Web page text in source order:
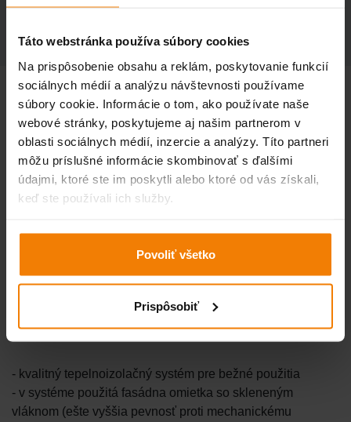
Táto webstránka používa súbory cookies
Na prispôsobenie obsahu a reklám, poskytovanie funkcií
sociálnych médií a analýzu návštevnosti používame
súbory cookie. Informácie o tom, ako používate naše
webové stránky, poskytujeme aj našim partnerom v
oblasti sociálnych médií, inzercie a analýzy. Títo partneri
môžu príslušné informácie skombinovať s ďalšími
údajmi, ktoré ste im poskytli alebo ktoré od vás získali,
keď ste používali ich služby.
Povoliť všetko
Prispôsobiť
Tepelnoizolačný systémPCI ZA
Skladba systému v "Technické údaje"
Tepelnoizolačný systémPCI ZAje efektívny
tepelnoizolačný systém pre bežné použitie, ktorého
súčasťou je akrylátová omietka zrnitosti 1,5mm hladená s
vystužujúcimi sklenenými vláknami. Predstavuje
uplatnenie najmä v oblasti zateplenia (napr. rodinných
domov, obnova bytových domov a pod., kde je potrebné
lacnejšie ekonomické riešenie )
Prečo si vybrať tento tepelnoizolačný systém:
- kvalitný tepelnoizolačný systém pre bežné použitia
- v systéme použitá fasádna omietka so skleneným
vláknom (ešte vyššia pevnosť proti mechanickému